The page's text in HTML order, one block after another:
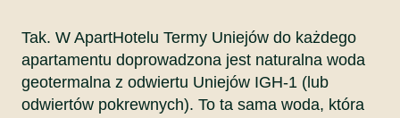
Tak. W ApartHotelu Termy Uniejów do każdego
apartamentu doprowadzona jest naturalna woda
geotermalna z odwiertu Uniejów IGH-1 (lub
odwiertów pokrewnych). To ta sama woda, która